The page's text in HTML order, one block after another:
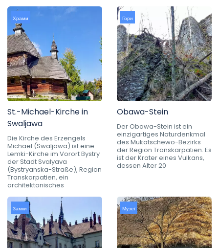
Храми
St.-Michael-Kirche in
Swaljawa
Die Kirche des Erzengels
Michael (Swaljawa) ist eine
Lemki-Kirche im Vorort Bystry
der Stadt Svalyava
(Bystryanska-Straße), Region
Transkarpatien, ein
architektonisches
Гори
Obawa-Stein
Der Obawa-Stein ist ein
einzigartiges Naturdenkmal
des Mukatschewo-Bezirks
der Region Transkarpatien. Es
ist der Krater eines Vulkans,
dessen Alter 20
Замки Музеї